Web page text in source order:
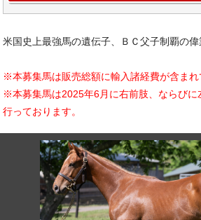
米国史上最強馬の遺伝子、ＢＣ父子制覇の偉
※本募集馬は販売総額に輸入諸経費が含まれ
※本募集馬は2025年6月に右前肢、ならびに
行っております。